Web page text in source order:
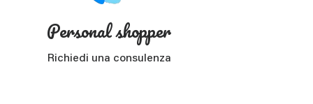
Personal shopper
Richiedi una consulenza